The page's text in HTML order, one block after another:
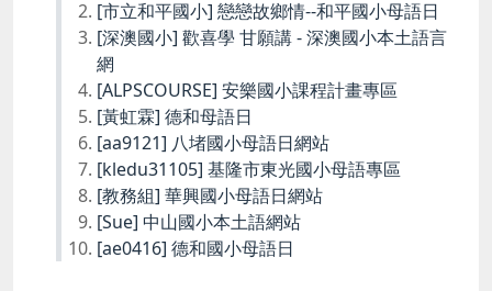
[市立和平國小] 戀戀故鄉情--和平國小母語日
[深澳國小] 歡喜學 甘願講 - 深澳國小本土語言
網
[ALPSCOURSE] 安樂國小課程計畫專區
[黃虹霖] 德和母語日
[aa9121] 八堵國小母語日網站
[kledu31105] 基隆市東光國小母語專區
[教務組] 華興國小母語日網站
[Sue] 中山國小本土語網站
[ae0416] 德和國小母語日